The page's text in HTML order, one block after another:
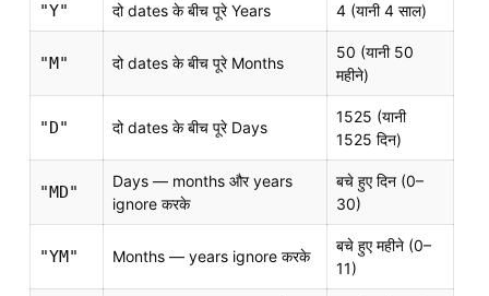
"Y" दो dates के बीच पूरे Years 4 (यानी 4 साल)
"M" दो dates के बीच पूरे Months
50 (यानी 50
महीने)
"D" दो dates के बीच पूरे Days
1525 (यानी
1525 दिन)
"MD"
Days — months और years
ignore करके
बचे हुए दिन (0–
30)
"YM" Months — years ignore करके
बचे हुए महीने (0–
11)